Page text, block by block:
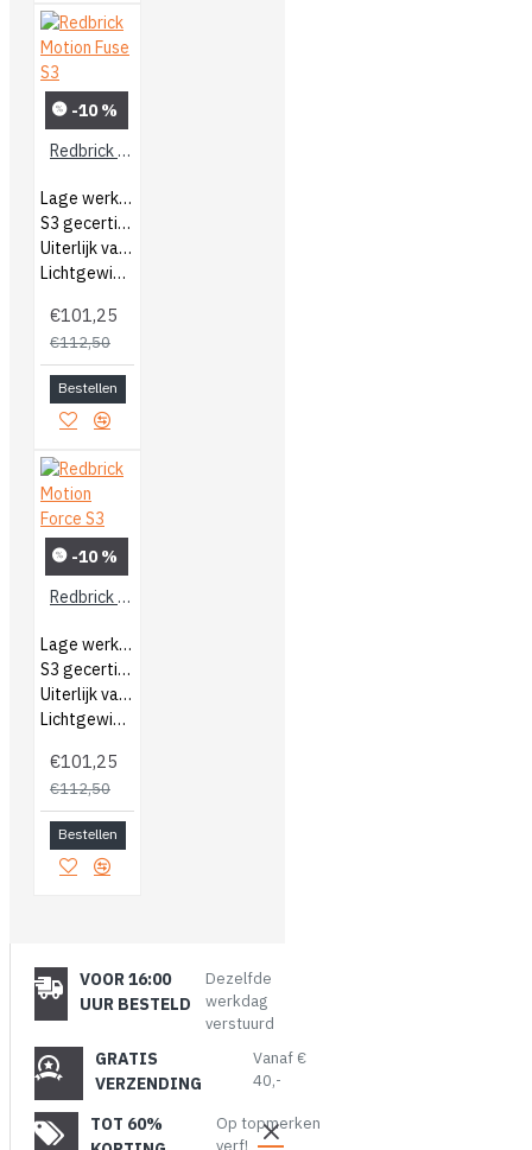
-10 %
Redbrick Motion Fuse S3
Lage werkschoenen
S3 gecertificeerd
Uiterlijk van een sneaker
Lichtgewicht schoenen
€101,25
€112,50
Bestellen
-10 %
Redbrick Motion Force S3
Lage werkschoenen
S3 gecertificeerd
Uiterlijk van een sneaker
Lichtgewicht schoenen
€101,25
€112,50
Bestellen
VOOR 16:00
UUR BESTELD
Dezelfde
werkdag
verstuurd
GRATIS
VERZENDING
Vanaf €
40,-
TOT 60%
Op topmerken